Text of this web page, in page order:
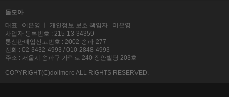
돌모아
대표 : 이은영 ㅣ 개인정보 보호 책임자 : 이은영
사업자 등록번호 : 215-13-34359
통신판매업신고번호 : 2002-송파-277
전화 : 02-3432-4993 / 010-2848-4993
주소 : 서울시 송파구 가락로 240 장안빌딩 203호
COPYRIGHT(C)dollmore ALL RIGHTS RESERVED.